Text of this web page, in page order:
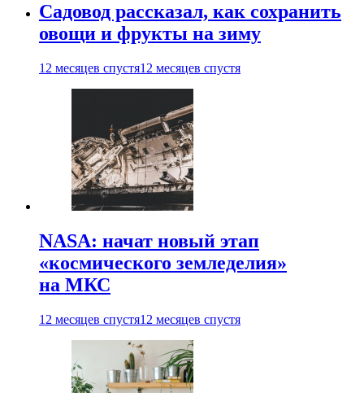
Садовод рассказал, как сохранить
овощи и фрукты на зиму
12 месяцев спустя12 месяцев спустя
NASA: начат новый этап
«космического земледелия»
на МКС
12 месяцев спустя12 месяцев спустя